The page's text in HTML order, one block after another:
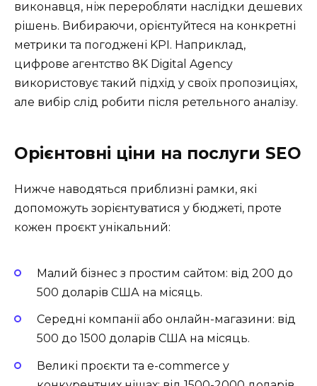
виконавця, ніж переробляти наслідки дешевих
рішень. Вибираючи, орієнтуйтеся на конкретні
метрики та погоджені KPI. Наприклад,
цифрове агентство 8K Digital Agency
використовує такий підхід у своїх пропозиціях,
але вибір слід робити після ретельного аналізу.
Орієнтовні ціни на послуги SEO
Нижче наводяться приблизні рамки, які
допоможуть зорієнтуватися у бюджеті, проте
кожен проєкт унікальний:
Малий бізнес з простим сайтом: від 200 до
500 доларів США на місяць.
Середні компанії або онлайн-магазини: від
500 до 1500 доларів США на місяць.
Великі проєкти та e-commerce у